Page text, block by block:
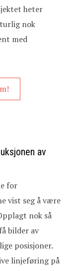
heter
nok
med
av
for
vist seg å være
nok så
bilder av
posisjoner.
linjeføring på